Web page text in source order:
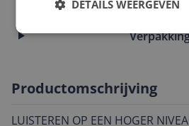
Technische
Productomschrijving
LUISTEREN OP EEN HOGER
DETAILS WEERGEVEN